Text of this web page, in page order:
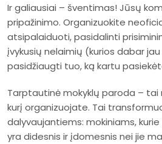
Ir galiausiai – šventimas! Jūsų
pripažinimo. Organizuokite
atsipalaiduoti, pasidalinti
įvykusių nelaimių (kurios dabar
pasidžiaugti tuo, ką kartu
Tarptautinė mokyklų paroda – tai
kurį organizuojate. Tai
dalyvaujantiems: mokiniams,
yra didesnis ir įdomesnis nei jie